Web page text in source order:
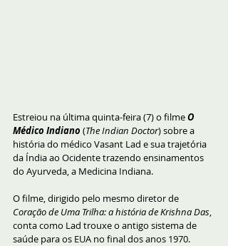
Estreiou na última quinta-feira (7) o filme O
Médico Indiano (The Indian Doctor) sobre a
história do médico Vasant Lad e sua trajetória
da Índia ao Ocidente trazendo ensinamentos
do Ayurveda, a Medicina Indiana.
O filme, dirigido pelo mesmo diretor de
Coração de Uma Trilha: a história de Krishna Das,
conta como Lad trouxe o antigo sistema de
saúde para os EUA no final dos anos 1970.